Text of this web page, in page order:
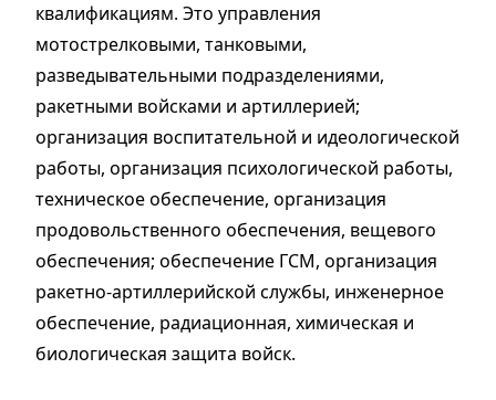
квалификациям. Это управления
мотострелковыми, танковыми,
разведывательными подразделениями,
ракетными войсками и артиллерией;
организация воспитательной и идеологической
работы, организация психологической работы,
техническое обеспечение, организация
продовольственного обеспечения, вещевого
обеспечения; обеспечение ГСМ, организация
ракетно-артиллерийской службы, инженерное
обеспечение, радиационная, химическая и
биологическая защита войск.